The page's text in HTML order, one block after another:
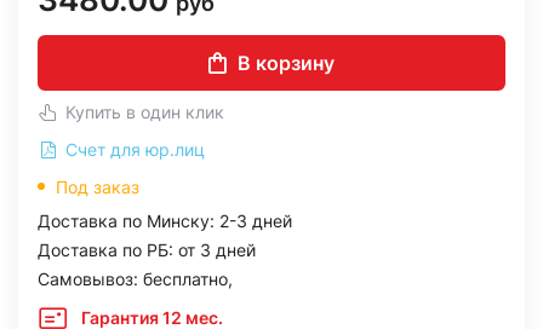
В корзину
Купить в один клик
Счет для юр.лиц
Под заказ
Доставка по Минску: 2-3 дней
Доставка по РБ: от 3 дней
Самовывоз: бесплатно,
Гарантия 12 мес.